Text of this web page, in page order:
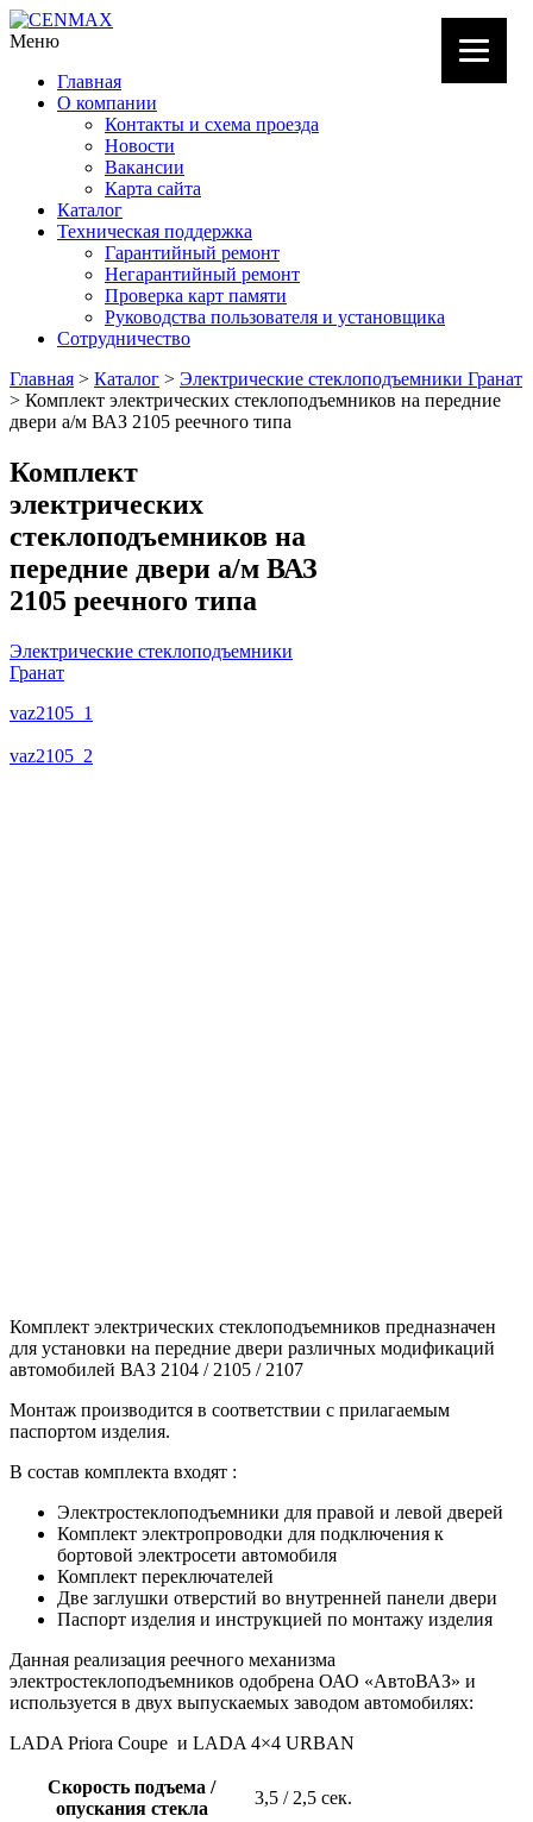
Меню
Главная
О компании
Контакты и схема проезда
Новости
Вакансии
Карта сайта
Каталог
Техническая поддержка
Гарантийный ремонт
Негарантийный ремонт
Проверка карт памяти
Руководства пользователя и установщика
Сотрудничество
Главная > Каталог > Электрические стеклоподъемники Гранат
> Комплект электрических стеклоподъемников на передние
двери а/м ВАЗ 2105 реечного типа
Комплект
электрических
стеклоподъемников на
передние двери а/м ВАЗ
2105 реечного типа
Электрические стеклоподъемники
Гранат
vaz2105_1
vaz2105_2
Комплект электрических стеклоподъемников предназначен
для установки на передние двери различных модификаций
автомобилей ВАЗ 2104 / 2105 / 2107
Монтаж производится в соответствии с прилагаемым
паспортом изделия.
В состав комплекта входят :
Электростеклоподъемники для правой и левой дверей
Комплект электропроводки для подключения к
бортовой электросети автомобиля
Комплект переключателей
Две заглушки отверстий во внутренней панели двери
Паспорт изделия и инструкцией по монтажу изделия
Данная реализация реечного механизма
электростеклоподъемников одобрена ОАО «АвтоВАЗ» и
используется в двух выпускаемых заводом автомобилях:
LADA Priora Coupe и LADA 4×4 URBAN
Скорость подъема /
опускания стекла
3,5 / 2,5 сек.